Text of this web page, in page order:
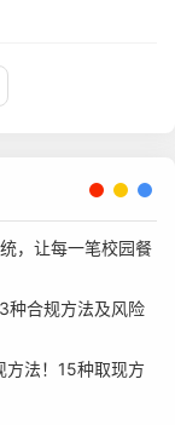
，让每一笔校园餐
种合规方法及风险
法！15种取现方